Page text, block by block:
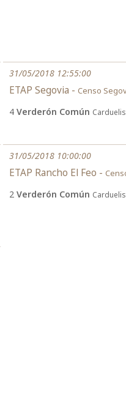
31/05/2018 12:55:00
ETAP Segovia - Censo
4 Verderón Común
31/05/2018 10:00:00
ETAP Rancho El Feo -
2 Verderón Común